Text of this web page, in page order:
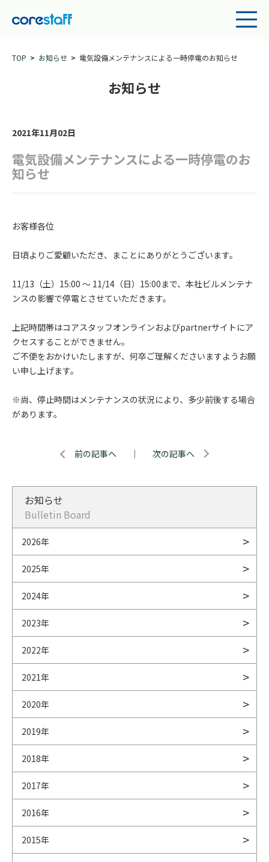
TOP お知らせ 電気設備メンテナンスによる一時停電のお知らせ
お知らせ
2021年11月02日
電気設備メンテナンスによる一時停電のお
知らせ
お客様各位
日頃よりご愛顧いただき、まことにありがとうございます。
11/13（土）15:00 ～ 11/14（日）15:00まで、本社ビルメンテナ
ンスの影響で停電とさせていただきます。
上記時間帯はコアスタッフオンラインおよびpartnerサイトにア
クセスすることができません。
ご不便をおかけいたしますが、何卒ご理解くださいますようお願
い申し上げます。
※尚、停止時間はメンテナンスの状況により、多少前後する場合
があります。
前の記事へ ｜ 次の記事へ
お知らせ
Bulletin Board
2026年
2025年
2024年
2023年
2022年
2021年
2020年
2019年
2018年
2017年
2016年
2015年